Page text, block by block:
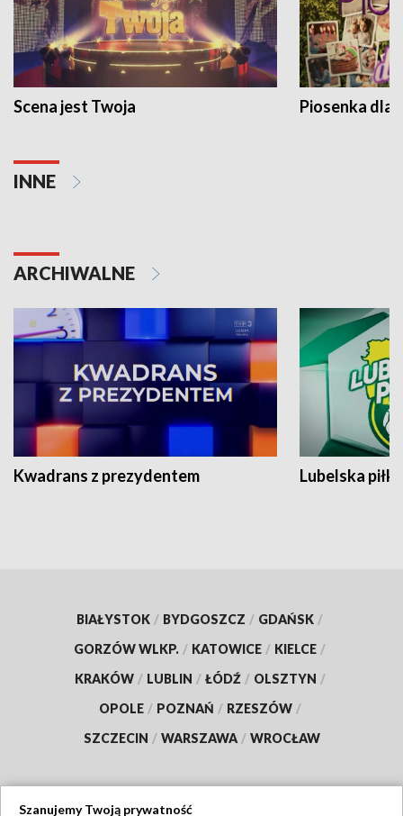
Scena jest Twoja Piosenka dla
INNE
ARCHIWALNE
Kwadrans z prezydentem Lubelska piłka
BIAŁYSTOK / BYDGOSZCZ / GDAŃSK /
GORZÓW WLKP. / KATOWICE / KIELCE /
KRAKÓW / LUBLIN / ŁÓDŹ / OLSZTYN /
OPOLE / POZNAŃ / RZESZÓW /
SZCZECIN / WARSZAWA / WROCŁAW
Szanujemy Twoją prywatność